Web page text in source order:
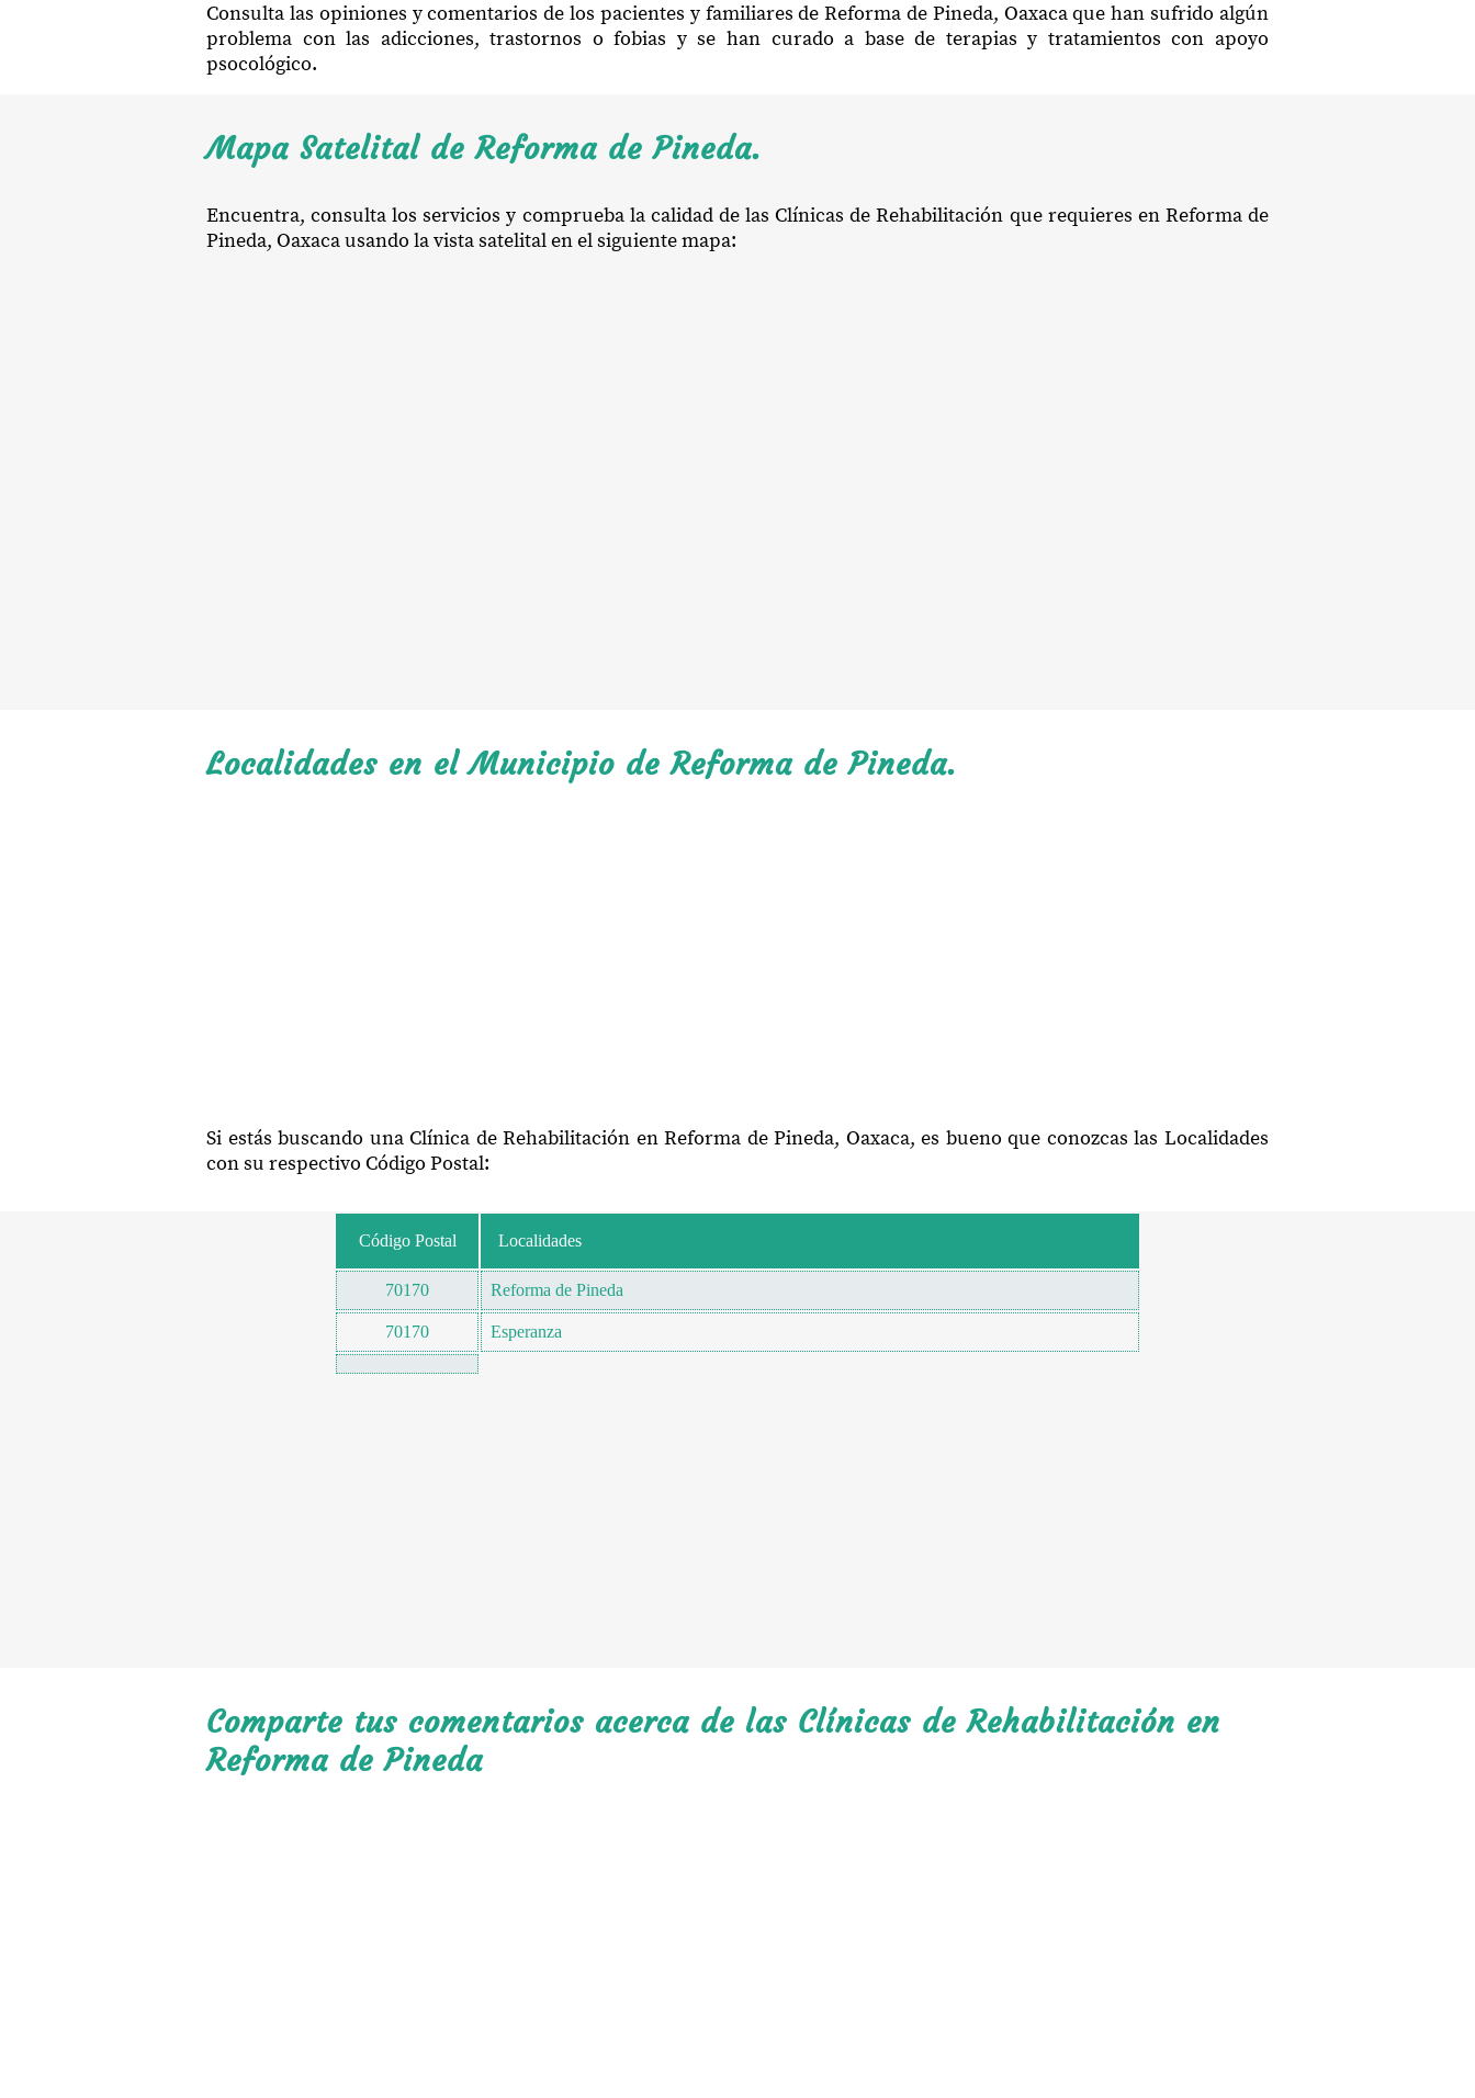
Consulta las opiniones y comentarios de los pacientes y familiares de Reforma de Pineda, Oaxaca que han sufrido algún
problema con las adicciones, trastornos o fobias y se han curado a base de terapias y tratamientos con apoyo
psocológico.
Mapa Satelital de Reforma de Pineda.
Encuentra, consulta los servicios y comprueba la calidad de las Clínicas de Rehabilitación que requieres en Reforma de
Pineda, Oaxaca usando la vista satelital en el siguiente mapa:
Localidades en el Municipio de Reforma de Pineda.
Si estás buscando una Clínica de Rehabilitación en Reforma de Pineda, Oaxaca, es bueno que conozcas las Localidades
con su respectivo Código Postal:
Código Postal Localidades
70170 Reforma de Pineda
70170 Esperanza
Comparte tus comentarios acerca de las Clínicas de Rehabilitación en
Reforma de Pineda